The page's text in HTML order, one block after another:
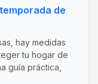
de
hay medidas
tu hogar de
guía práctica,